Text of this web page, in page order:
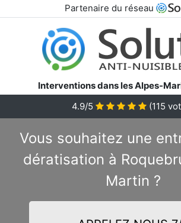
Partenaire du réseau
Interventions dans les Alpes-
4.9/5
(115
Vous souhaitez une
dératisation à
Martin ?